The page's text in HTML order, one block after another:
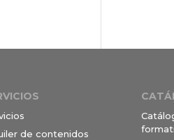
de contenidos